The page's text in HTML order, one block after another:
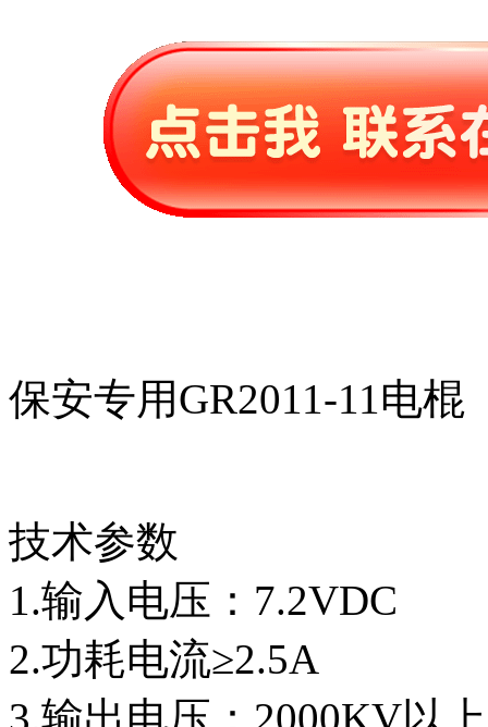
保安专用GR2011-11电棍
技术参数
1.输入电压：7.2VDC
2.功耗电流≥2.5A
3.输出电压：2000KV以上